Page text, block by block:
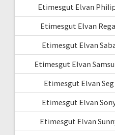
Etimesgut Elvan
Etimesgut Elvan
Etimesgut Elvan
Etimesgut Elvan
Etimesgut Elvan
Etimesgut Elvan
Etimesgut Elvan